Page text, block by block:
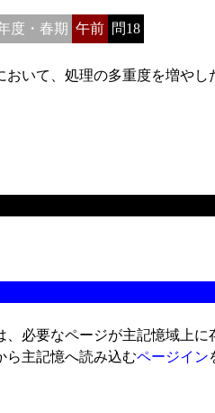
度・春期 午前 問18
いて、処理の多重度を増や
必要なページが主記憶域上に
ら主記憶へ読み込むページイン